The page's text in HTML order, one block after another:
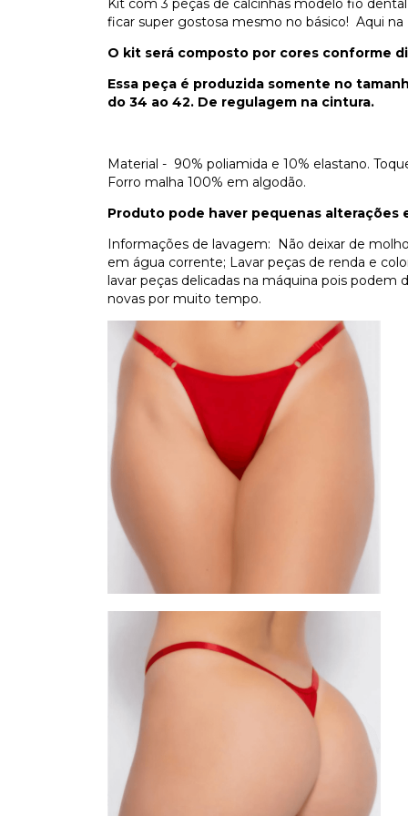
Kit com 3 peças de calcinhas modelo fio
ficar super gostosa mesmo no básico! Aqui
O kit será composto por cores conforme
Essa peça é produzida somente no
do 34 ao 42. De regulagem na cintura.
Material - 90% poliamida e 10% elastano.
Forro malha 100% em algodão.
Produto pode haver pequenas alterações
Informações de lavagem: Não deixar de
em água corrente; Lavar peças de renda e
lavar peças delicadas na máquina pois podem
novas por muito tempo.